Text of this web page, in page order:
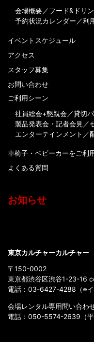
会場概要
フード&ドリ
予約状況カレンダー
利
イベントスケジュール
アクセス
スタッフ募集
お問い合わせ
ご利用シーン
社員総会+懇親会
貸切
製品発表会・記者会見
エンターテインメント
車椅子・ベビーカーをご利
よくある質問
お知らせ
東京カルチャーカルチャー
〒150-0002
東京都渋谷区渋谷1-23-16
電話： 03-6427-4288 （※
会場レンタル専用問い合わ
電話： 050-5574-2639 （